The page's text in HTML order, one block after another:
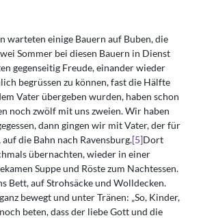
warteten einige Bauern auf Buben, die
Sommer bei diesen Bauern in Dienst
gegenseitig Freude, einander wieder
begrüssen zu können, fast die Hälfte
Vater übergeben wurden, haben schon
noch zwölf mit uns zweien. Wir haben
dann gingen wir mit Vater, der für
die Bahn nach Ravensburg.[5]Dort
übernachten, wieder in einer
Suppe und Röste zum Nachtessen.
Bett, auf Strohsäcke und Wolldecken.
bewegt und unter Tränen: „So, Kinder,
beten, dass der liebe Gott und die